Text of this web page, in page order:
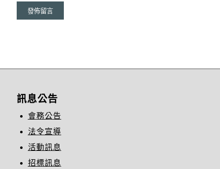
訊息公告
會務公告
法令宣導
活動訊息
招標訊息